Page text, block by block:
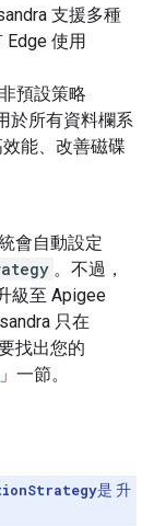
支援多種
Edge 使用
預設策略
於所有資料欄系
能、改善磁碟
會自動設定
。不過，
級至 Apigee
只在
找出您的
」一節。
是 升